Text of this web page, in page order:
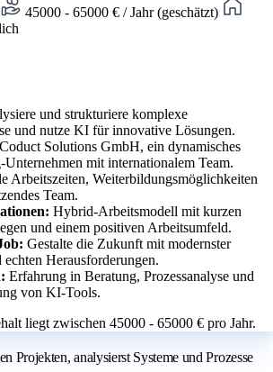
45000 - 65000 € / Jahr (geschätzt)
und strukturiere komplexe
und nutze KI für innovative Lösungen.
Coduct Solutions GmbH, ein dynamisches
mit internationalem Team.
Arbeitszeiten, Weiterbildungsmöglichkeiten
Team.
Hybrid-Arbeitsmodell mit kurzen
und einem positiven Arbeitsumfeld.
Gestalte die Zukunft mit modernster
Herausforderungen.
Erfahrung in Beratung, Prozessanalyse und
von KI-Tools.
liegt zwischen 45000 - 65000 € pro Jahr.
Projekten, analysierst Systeme und Prozesse